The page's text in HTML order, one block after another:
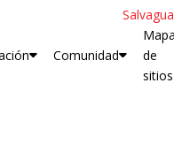
Comunidad
de
sitios